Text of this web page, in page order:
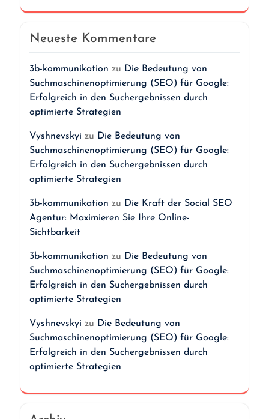
Neueste Kommentare
3b-kommunikation zu Die Bedeutung von
Suchmaschinenoptimierung (SEO) für Google:
Erfolgreich in den Suchergebnissen durch
optimierte Strategien
Vyshnevskyi zu Die Bedeutung von
Suchmaschinenoptimierung (SEO) für Google:
Erfolgreich in den Suchergebnissen durch
optimierte Strategien
3b-kommunikation zu Die Kraft der Social SEO
Agentur: Maximieren Sie Ihre Online-
Sichtbarkeit
3b-kommunikation zu Die Bedeutung von
Suchmaschinenoptimierung (SEO) für Google:
Erfolgreich in den Suchergebnissen durch
optimierte Strategien
Vyshnevskyi zu Die Bedeutung von
Suchmaschinenoptimierung (SEO) für Google:
Erfolgreich in den Suchergebnissen durch
optimierte Strategien